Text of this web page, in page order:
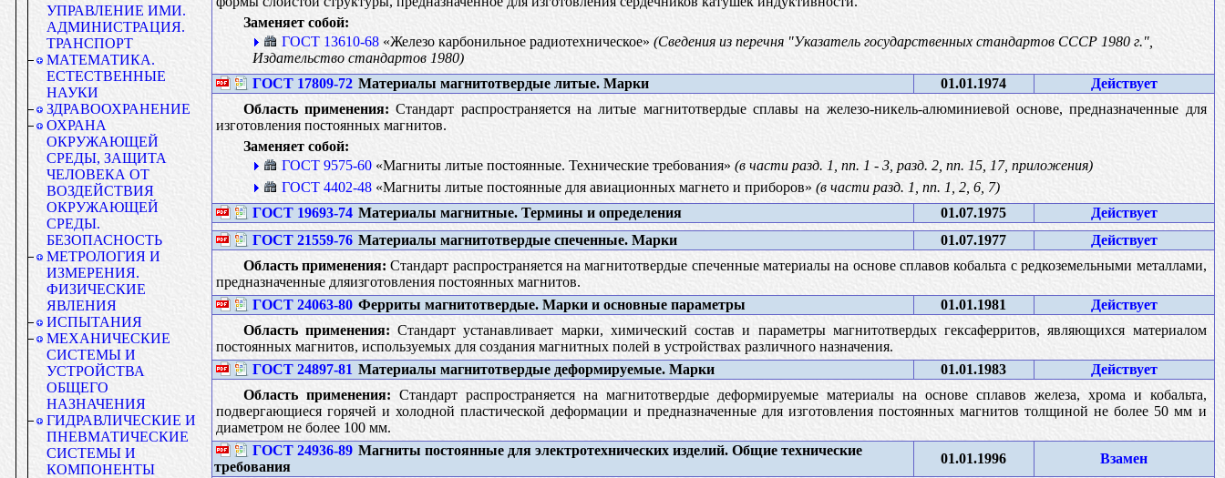
УПРАВЛЕНИЕ ИМИ.
АДМИНИСТРАЦИЯ.
ТРАНСПОРТ
МАТЕМАТИКА.
ЕСТЕСТВЕННЫЕ
НАУКИ
ЗДРАВООХРАНЕНИЕ
ОХРАНА
ОКРУЖАЮЩЕЙ
СРЕДЫ, ЗАЩИТА
ЧЕЛОВЕКА ОТ
ВОЗДЕЙСТВИЯ
ОКРУЖАЮЩЕЙ
СРЕДЫ.
БЕЗОПАСНОСТЬ
МЕТРОЛОГИЯ И
ИЗМЕРЕНИЯ.
ФИЗИЧЕСКИЕ
ЯВЛЕНИЯ
ИСПЫТАНИЯ
МЕХАНИЧЕСКИЕ
СИСТЕМЫ И
УСТРОЙСТВА
ОБЩЕГО
НАЗНАЧЕНИЯ
ГИДРАВЛИЧЕСКИЕ И
ПНЕВМАТИЧЕСКИЕ
СИСТЕМЫ И
КОМПОНЕНТЫ
Заменяет собой:
ГОСТ 13610-68«Железо карбонильное радиотехническое» (Сведения из перечня "Указатель государственных стандартов СССР 1980 г.",
Издательство стандартов 1980)
ГОСТ 17809-72 Материалы магнитотвердые литые. Марки 01.01.1974
Действует
Область применения: Стандарт распространяется на литые магнитотвердые сплавы на железо-никель-алюминиевой основе, предназначенные для
изготовления постоянных магнитов.
Заменяет собой:
ГОСТ 9575-60«Магниты литые постоянные. Технические требования» (в части разд. 1, пп. 1 - 3, разд. 2, пп. 15, 17, приложения)
ГОСТ 4402-48«Магниты литые постоянные для авиационных магнето и приборов» (в части разд. 1, пп. 1, 2, 6, 7)
ГОСТ 19693-74 Материалы магнитные. Термины и определения 01.07.1975
Действует
ГОСТ 21559-76 Материалы магнитотвердые спеченные. Марки 01.07.1977
Действует
Область применения: Стандарт распространяется на магнитотвердые спеченные материалы на основе сплавов кобальта с редкоземельными металлами,
предназначенные дляизготовления постоянных магнитов.
ГОСТ 24063-80 Ферриты магнитотвердые. Марки и основные параметры 01.01.1981
Действует
Область применения: Стандарт устанавливает марки, химический состав и параметры магнитотвердых гексаферритов, являющихся материалом
постоянных магнитов, используемых для создания магнитных полей в устройствах различного назначения.
ГОСТ 24897-81 Материалы магнитотвердые деформируемые. Марки 01.01.1983
Действует
Область применения: Стандарт распространяется на магнитотвердые деформируемые материалы на основе сплавов железа, хрома и кобальта,
подвергающиеся горячей и холодной пластической деформации и предназначенные для изготовления постоянных магнитов толщиной не более 50 мм и
диаметром не более 100 мм.
ГОСТ 24936-89 Магниты постоянные для электротехнических изделий. Общие технические
требования
01.01.1996 Взамен